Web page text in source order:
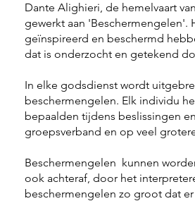
Dante Alighieri, de hemelvaart
gewerkt aan 'Beschermengelen'.
geïnspireerd en beschermd
dat is onderzocht en getekend
In elke godsdienst wordt
beschermengelen. Elk individu
bepaalden tijdens beslissingen
groepsverband en op veel
Beschermengelen kunnen
ook achteraf, door het
beschermengelen zo groot dat